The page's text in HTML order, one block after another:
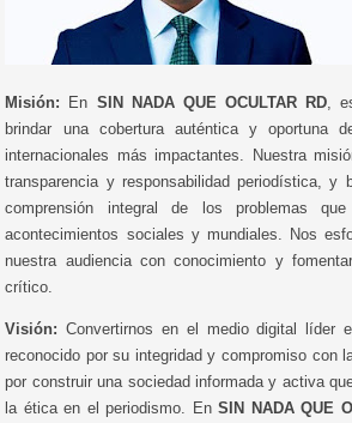
Misión: En SIN NADA QUE OCULTAR RD,
brindar una cobertura auténtica y oportuna
internacionales más impactantes. Nuestra
transparencia y responsabilidad periodística, y
comprensión integral de los problemas
acontecimientos sociales y mundiales. Nos
nuestra audiencia con conocimiento y
crítico.
Visión: Convertirnos en el medio digital líder
reconocido por su integridad y compromiso con
por construir una sociedad informada y activa
la ética en el periodismo. EnSIN NADA QUE